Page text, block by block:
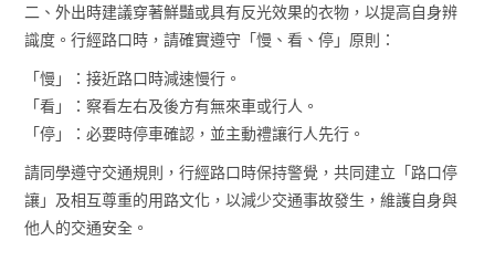
二、外出時建議穿著鮮豔或具有反光效果的衣物，以提高自身辨
識度。行經路口時，請確實遵守「慢、看、停」原則：
「慢」：接近路口時減速慢行。
「看」：察看左右及後方有無來車或行人。
「停」：必要時停車確認，並主動禮讓行人先行。
請同學遵守交通規則，行經路口時保持警覺，共同建立「路口停
讓」及相互尊重的用路文化，以減少交通事故發生，維護自身與
他人的交通安全。